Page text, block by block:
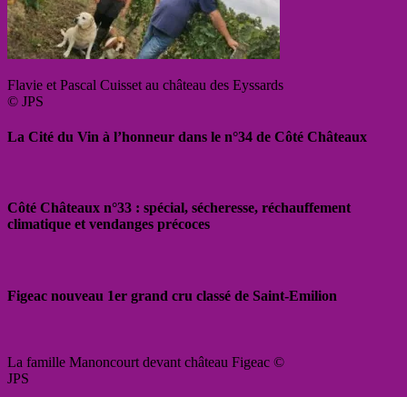
Flavie et Pascal Cuisset au château des Eyssards
© JPS
La Cité du Vin à l’honneur dans le n°34 de Côté Châteaux
Côté Châteaux n°33 : spécial, sécheresse, réchauffement
climatique et vendanges précoces
Figeac nouveau 1er grand cru classé de Saint-Emilion
La famille Manoncourt devant château Figeac ©
JPS